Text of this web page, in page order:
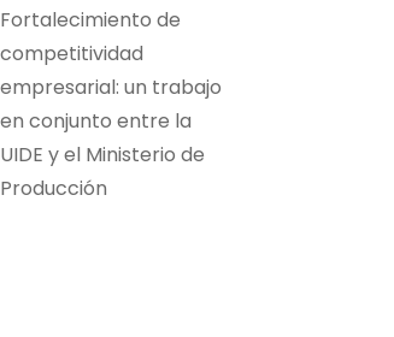
Fortalecimiento de
competitividad
empresarial: un trabajo
en conjunto entre la
UIDE y el Ministerio de
Producción